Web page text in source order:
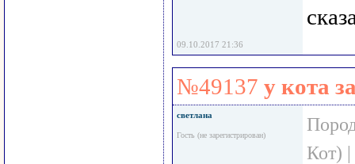
09.10.2017 21:36
№49137 у кота
светлана
Гость (не зарегистрирован)
Кот)